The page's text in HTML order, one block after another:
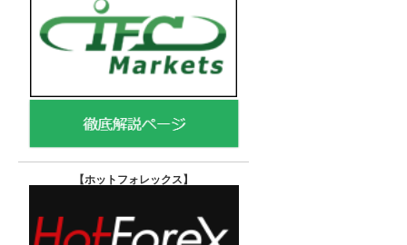
【ホットフォレックス】